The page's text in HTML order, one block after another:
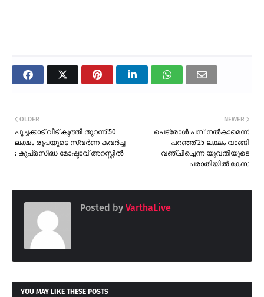
NEWER
പെട്രോൾ പമ്പ് നൽകാമെന്ന്
പറഞ്ഞ് 25 ലക്ഷം വാങ്ങി
വഞ്ചിച്ചെന്ന യുവതിയുടെ
പരാതിയിൽ കേസ്
OLDER
പൂച്ചക്കാട് വീട് കുത്തി തുറന്ന് 50
ലക്ഷം രൂപയുടെ സ്വർണ കവർച്ച
: കുപ്രസിദ്ധ മോഷ്ടാവ് അറസ്റ്റിൽ
Posted by VarthaLive
YOU MAY LIKE THESE POSTS